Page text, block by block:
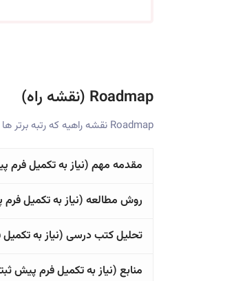
Roadmap (نقشه راه)
Roadmap نقشه راهیه که رتبه برتر ها برات کشیدن...
مقدمه مهم (نیاز به تکمیل فرم
روش مطالعه (نیاز به تکمیل فرم
تحلیل کتب درسی (نیاز به
منابع (نیاز به تکمیل فرم پیش